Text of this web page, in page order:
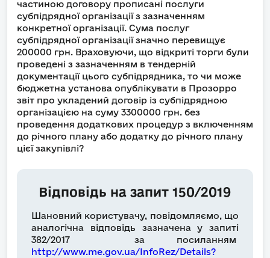
частиною договору прописані послуги
субпідрядної організації з зазначенням
конкретної організації. Сума послуг
субпідрядної організації значно перевищує
200000 грн. Враховуючи, що відкриті торги були
проведені з зазначенням в тендерній
документації цього субпідрядника, то чи може
бюджетна установа опублікувати в Прозорро
звіт про укладений договір із субпідрядною
організацією на суму 3300000 грн. без
проведення додаткових процедур з включенням
до річного плану або додатку до річного плану
цієї закупівлі?
Відповідь на запит 150/2019
Шановний користувачу, повідомляємо, що
аналогічна відповідь зазначена у запиті
382/2017 за посиланням
http://www.me.gov.ua/InfoRez/Details?